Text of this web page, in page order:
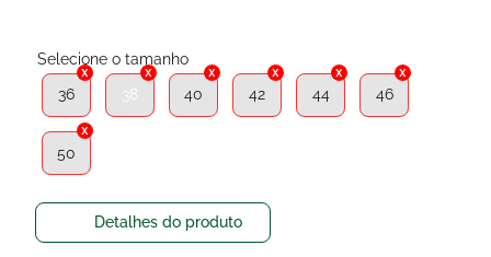
36 38 40 42 44 46
50
Detalhes do produto